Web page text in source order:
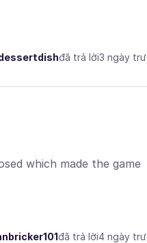
đã trả lời3 ngày
which made the game
đã trả lời4 ngày